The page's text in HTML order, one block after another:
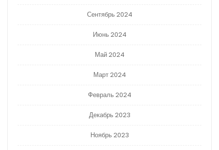
Сентябрь 2024
Июнь 2024
Май 2024
Март 2024
Февраль 2024
Декабрь 2023
Ноябрь 2023